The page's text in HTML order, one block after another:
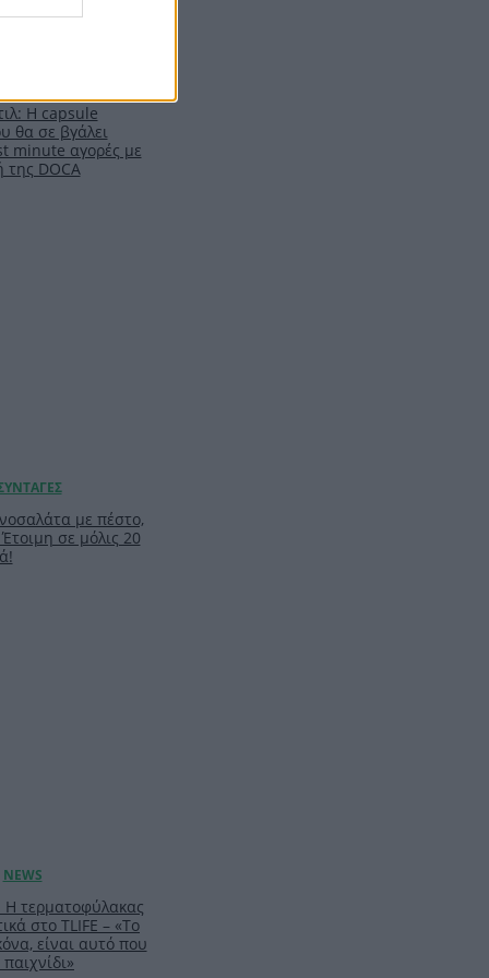
Η capsule
θα σε βγάλει
minute αγορές με
DOCA
με πέστο,
σε μόλις 20
τερματοφύλακας
στο TLIFE – «Το
είναι αυτό που